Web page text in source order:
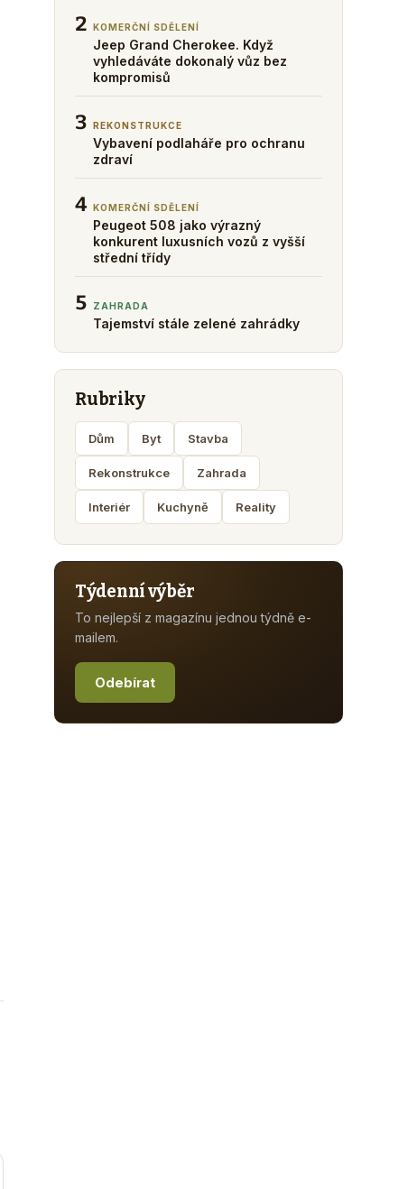
2 KOMERČNÍ SDĚLENÍ
Jeep Grand Cherokee. Když
vyhledáváte dokonalý vůz bez
kompromisů
3 REKONSTRUKCE
Vybavení podlaháře pro ochranu
zdraví
4 KOMERČNÍ SDĚLENÍ
Peugeot 508 jako výrazný
konkurent luxusních vozů z vyšší
střední třídy
5 ZAHRADA
Tajemství stále zelené zahrádky
Rubriky
Dům Byt Stavba
Rekonstrukce Zahrada
Interiér Kuchyně Reality
Týdenní výběr
To nejlepší z magazínu jednou týdně e-
mailem.
Odebírat